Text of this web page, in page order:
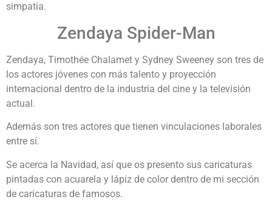
simpatía.
Zendaya Spider-Man
Zendaya, Timothée Chalamet y Sydney Sweeney son tres de
los actores jóvenes con más talento y proyección
internacional dentro de la industria del cine y la televisión
actual.
Además son tres actores que tienen vinculaciones laborales
entre sí.
Se acerca la Navidad, así que os presento sus caricaturas
pintadas con acuarela y lápiz de color dentro de mi sección
de caricaturas de famosos.